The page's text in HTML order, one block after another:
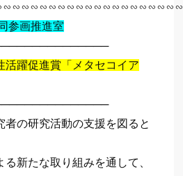
参画推進室
躍促進賞「メタセコイア
者の研究活動の支援を図ると
新たな取り組みを通して、